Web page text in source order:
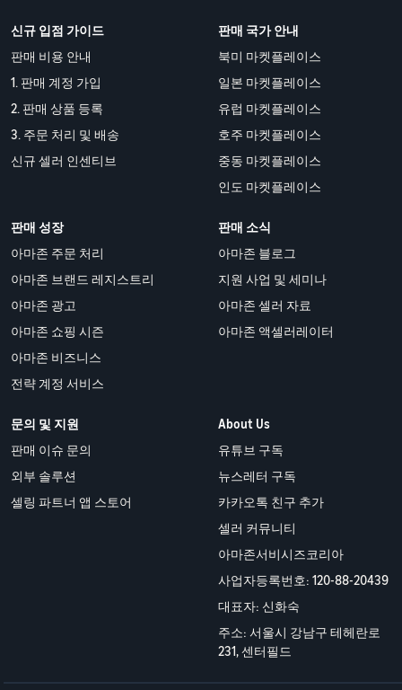
신규 입점 가이드
판매 비용 안내
1. 판매 계정 가입
2. 판매 상품 등록
3. 주문 처리 및 배송
신규 셀러 인센티브
판매 국가 안내
북미 마켓플레이스
일본 마켓플레이스
유럽 마켓플레이스
호주 마켓플레이스
중동 마켓플레이스
인도 마켓플레이스
판매 성장
아마존 주문 처리
아마존 브랜드 레지스트리
아마존 광고
아마존 쇼핑 시즌
아마존 비즈니스
전략 계정 서비스
판매 소식
아마존 블로그
지원 사업 및 세미나
아마존 셀러 자료
아마존 액셀러레이터
문의 및 지원
판매 이슈 문의
외부 솔루션
셀링 파트너 앱 스토어
About Us
유튜브 구독
뉴스레터 구독
카카오톡 친구 추가
셀러 커뮤니티
아마존서비시즈코리아
사업자등록번호: 120-88-20439
대표자: 신화숙
주소: 서울시 강남구 테헤란로
231, 센터필드